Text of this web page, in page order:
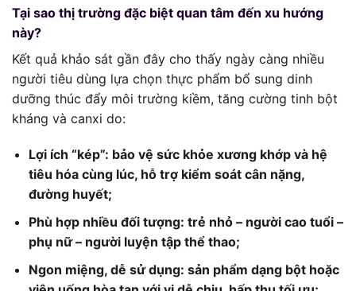
Tại sao thị trường đặc biệt quan tâm đến xu hướng
này?
Kết quả khảo sát gần đây cho thấy ngày càng nhiều
người tiêu dùng lựa chọn thực phẩm bổ sung dinh
dưỡng thúc đẩy môi trường kiềm, tăng cường tinh bột
kháng và canxi do:
Lợi ích “kép”: bảo vệ sức khỏe xương khớp và hệ
tiêu hóa cùng lúc, hỗ trợ kiểm soát cân nặng,
đường huyết;
Phù hợp nhiều đối tượng: trẻ nhỏ – người cao tuổi –
phụ nữ – người luyện tập thể thao;
Ngon miệng, dễ sử dụng: sản phẩm dạng bột hoặc